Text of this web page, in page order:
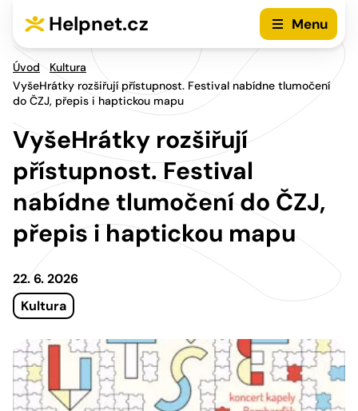
Helpnet.cz Menu
Úvod
Kultura
VyšeHrátky rozšiřují přístupnost. Festival nabídne tlumočení
do ČZJ, přepis i haptickou mapu
VyšeHrátky rozšiřují
přístupnost. Festival
nabídne tlumočení do ČZJ,
přepis i haptickou mapu
22. 6. 2026
Kultura